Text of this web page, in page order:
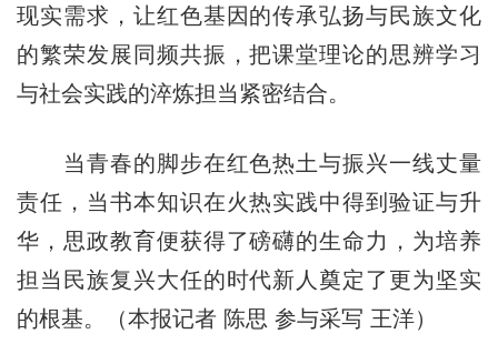
现实需求，让红色基因的传承弘扬与民族文化
的繁荣发展同频共振，把课堂理论的思辨学习
与社会实践的淬炼担当紧密结合。
当青春的脚步在红色热土与振兴一线丈量
责任，当书本知识在火热实践中得到验证与升
华，思政教育便获得了磅礴的生命力，为培养
担当民族复兴大任的时代新人奠定了更为坚实
的根基。（本报记者 陈思 参与采写 王洋）